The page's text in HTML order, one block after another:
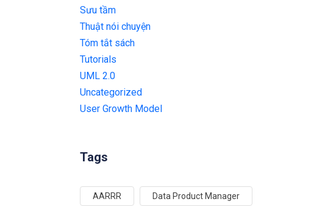
Sưu tầm
Thuật nói chuyện
Tóm tắt sách
Tutorials
UML 2.0
Uncategorized
User Growth Model
Tags
AARRR Data Product Manager